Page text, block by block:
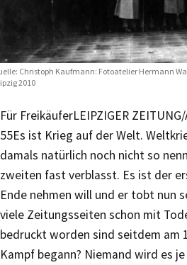
Christoph Kaufmann: Fotoatelier Hermann
2010
Für FreikäuferLEIPZIGER
55Es ist Krieg auf der Welt.
damals natürlich noch nicht so
zweiten fast verblasst. Es ist der
Ende nehmen will und er tobt nun
viele Zeitungsseiten schon mit
bedruckt worden sind seitdem am
Kampf begann? Niemand wird es